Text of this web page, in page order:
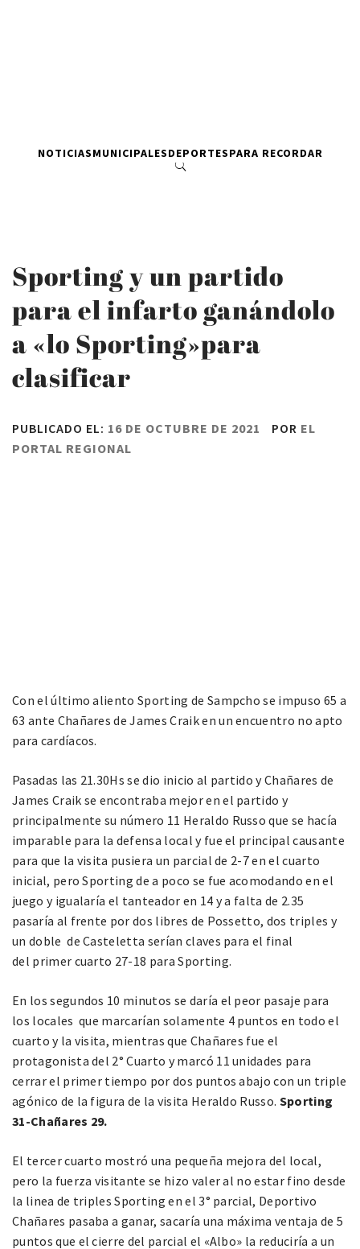
NOTICIASMUNICIPALESDEPORTESPARA RECORDAR
Sporting y un partido
para el infarto ganándolo
a «lo Sporting»para
clasificar
PUBLICADO EL: 16 DE OCTUBRE DE 2021 POR EL
PORTAL REGIONAL
Con el último aliento Sporting de Sampcho se impuso 65 a
63 ante Chañares de James Craik en un encuentro no apto
para cardíacos.
Pasadas las 21.30Hs se dio inicio al partido y Chañares de
James Craik se encontraba mejor en el partido y
principalmente su número 11 Heraldo Russo que se hacía
imparable para la defensa local y fue el principal causante
para que la visita pusiera un parcial de 2-7 en el cuarto
inicial, pero Sporting de a poco se fue acomodando en el
juego y igualaría el tanteador en 14 y a falta de 2.35
pasaría al frente por dos libres de Possetto, dos triples y
un doble de Casteletta serían claves para el final
del primer cuarto 27-18 para Sporting.
En los segundos 10 minutos se daría el peor pasaje para
los locales que marcarían solamente 4 puntos en todo el
cuarto y la visita, mientras que Chañares fue el
protagonista del 2° Cuarto y marcó 11 unidades para
cerrar el primer tiempo por dos puntos abajo con un triple
agónico de la figura de la visita Heraldo Russo. Sporting
31-Chañares 29.
El tercer cuarto mostró una pequeña mejora del local,
pero la fuerza visitante se hizo valer al no estar fino desde
la linea de triples Sporting en el 3° parcial, Deportivo
Chañares pasaba a ganar, sacaría una máxima ventaja de 5
puntos que el cierre del parcial el «Albo» la reduciría a un